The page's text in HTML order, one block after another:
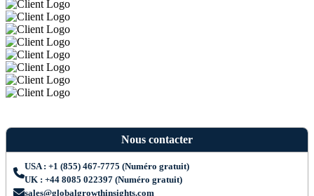
Nous contacter
USA : +1 (855) 467-7775 (Numéro gratuit)
UK : +44 8085 022397 (Numéro gratuit)
sales@globalgrowthinsights.com